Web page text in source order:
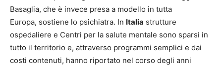
Basaglia, che è invece presa a modello in tutta
Europa, sostiene lo psichiatra. In Italia strutture
ospedaliere e Centri per la salute mentale sono sparsi in
tutto il territorio e, attraverso programmi semplici e dai
costi contenuti, hanno riportato nel corso degli anni